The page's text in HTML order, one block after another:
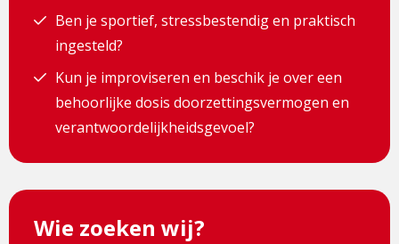
Ben je sportief, stressbestendig en praktisch
ingesteld?
Kun je improviseren en beschik je over een
behoorlijke dosis doorzettingsvermogen en
verantwoordelijkheidsgevoel?
Wie zoeken wij?